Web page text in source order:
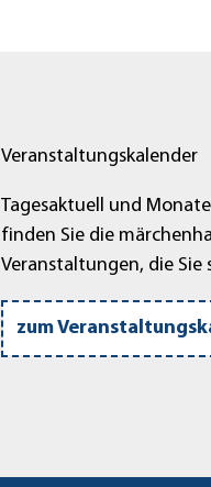
Veranstaltungskalender
Tagesaktuell und
finden Sie die
Veranstaltungen, die Sie
zum